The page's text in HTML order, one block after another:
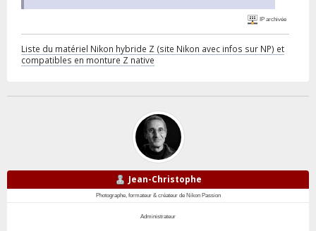
IP archivée
Liste du matériel Nikon hybride Z (site Nikon avec infos sur NP) et
compatibles en monture Z native
Jean-Christophe
Photographe, formateur & créateur de Nikon Passion
Administrateur